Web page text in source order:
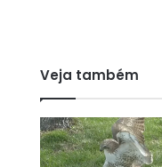
Veja também